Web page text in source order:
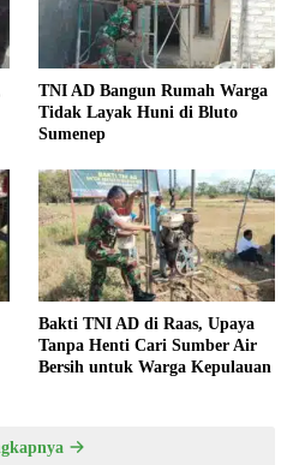
TNI AD Bangun Rumah Warga
Tidak Layak Huni di Bluto
Sumenep
Bakti TNI AD di Raas, Upaya
Tanpa Henti Cari Sumber Air
Bersih untuk Warga Kepulauan